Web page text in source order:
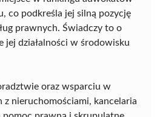
co podkreśla jej silną pozycję
prawnych. Świadczy to o
jej działalności w środowisku
oraz wsparciu w
z nieruchomościami, kancelaria